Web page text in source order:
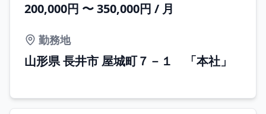
200,000円 〜 350,000円 / 月
勤務地
山形県 長井市 屋城町７－１ 「本社」